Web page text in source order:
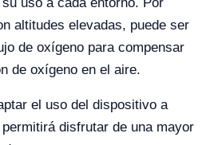
altitudes elevadas, puede ser
de oxígeno para compensar
de oxígeno en el aire.
el uso del dispositivo a
disfrutar de una mayor